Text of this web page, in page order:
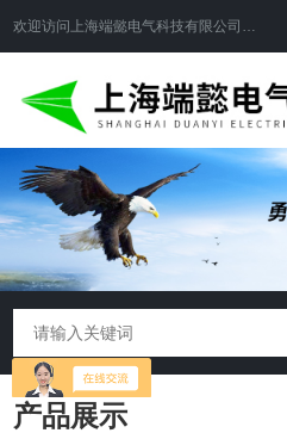
欢迎访问 上海端懿电气科技有限公司 网站！
产品展示